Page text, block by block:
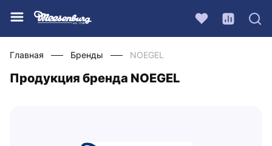
Главная Бренды NOEGEL
Продукция бренда NOEGEL